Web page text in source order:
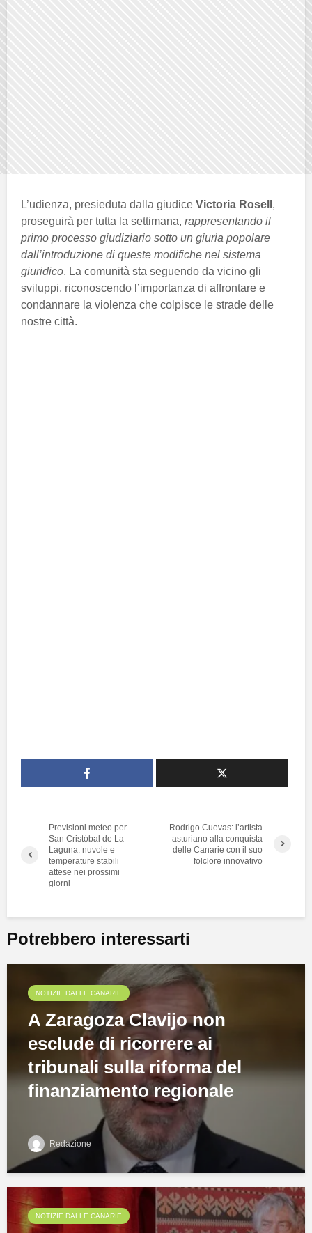
L’udienza, presieduta dalla giudice Victoria Rosell ,
proseguirà per tutta la settimana, rappresentando il
primo processo giudiziario sotto un giuria popolare
dall’introduzione di queste modifiche nel sistema
giuridico. La comunità sta seguendo da vicino gli
sviluppi, riconoscendo l’importanza di affrontare e
condannare la violenza che colpisce le strade delle
nostre città.
Previsioni meteo per
San Cristóbal de La
Laguna: nuvole e
temperature stabili
attese nei prossimi
giorni
Rodrigo Cuevas: l’artista
asturiano alla conquista
delle Canarie con il suo
folclore innovativo
Potrebbero interessarti
NOTIZIE DALLE CANARIE
A Zaragoza Clavijo non
esclude di ricorrere ai
tribunali sulla riforma del
finanziamento regionale
Redazione
NOTIZIE DALLE CANARIE